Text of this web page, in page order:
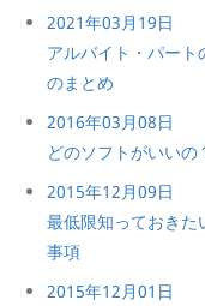
2021年03月19日
アルバイト・パー
のまとめ
2016年03月08日
どのソフトがいい
2015年12月09日
最低限知っておきた
事項
2015年12月01日